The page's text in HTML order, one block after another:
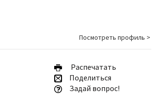
Посмотреть профиль >
Pаспечатать
Поделиться
Задай вопрос!